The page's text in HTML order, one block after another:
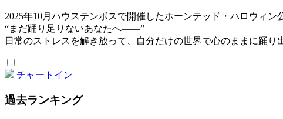
2025年10月ハウステンボスで開催したホーンテッド・ハロウィン
“まだ踊り足りないあなたへ——”
日常のストレスを解き放って、自分だけの世界で心のままに踊
チャートイン
過去ランキング